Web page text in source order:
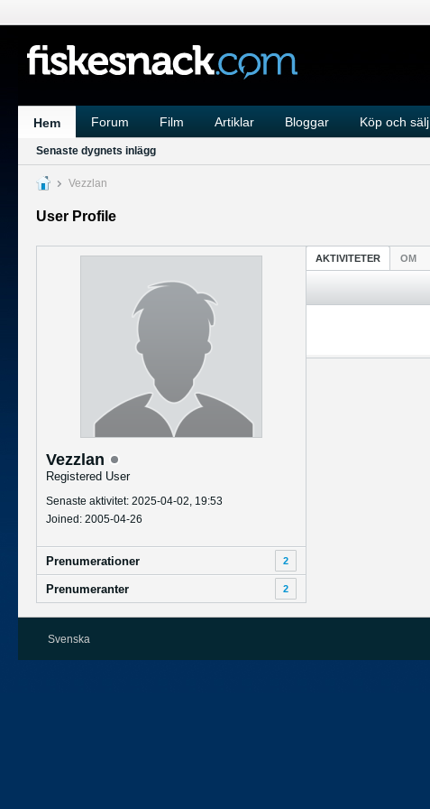
Hem Forum Film Artiklar Bloggar Köp och sälj
Senaste dygnets inlägg
Vezzlan
User Profile
Vezzlan
Registered User
Senaste aktivitet: 2025-04-02, 19:53
Joined: 2005-04-26
Prenumerationer 2
Prenumeranter 2
AKTIVITETER OM
Svenska